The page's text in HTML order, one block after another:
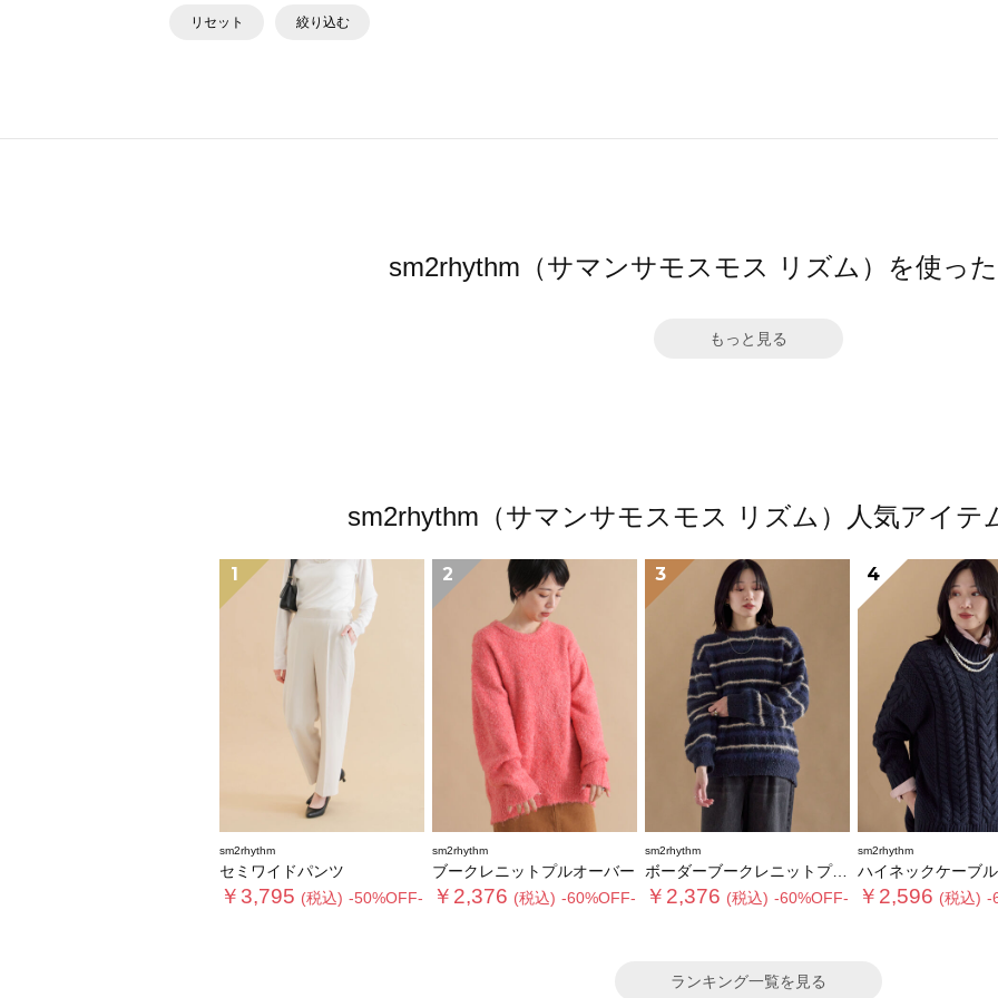
リセット 絞り込む
sm2rhythm（サマンサモスモス リズム）を使っ
もっと見る
sm2rhythm（サマンサモスモス リズム）人気アイテ
1
sm2rhythm
セミワイドパンツ
￥3,795 (税込) -50%OFF-
2
sm2rhythm
ブークレニットプルオーバー
￥2,376 (税込) -60%OFF-
3
sm2rhythm
ボーダーブークレニットプルオーバー
￥2,376 (税込) -60%OFF-
4
sm2rhythm
ハイネックケーブルニットプ
￥2,596 (税込) -
ランキング一覧を見る